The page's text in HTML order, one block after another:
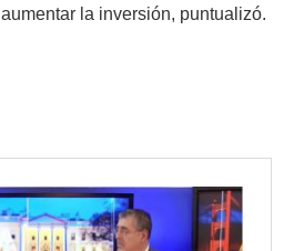
la inversión, puntualizó.